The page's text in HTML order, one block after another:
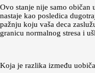
Ovo stanje nije samo običan
nastaje kao posledica
pažnju koju vaša deca
granicu normalnog stresa i
Koja je razlika između